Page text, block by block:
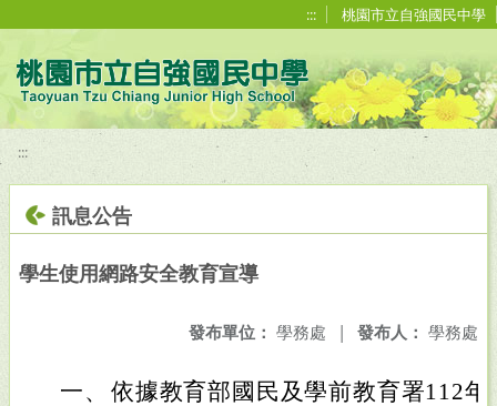
::: 桃園市立自強國民中學
:::
訊息公告
學生使用網路安全教育宣導
發布人： 學務處
發布單位： 學務處 |
一、 依據教育部國民及學前教育署112